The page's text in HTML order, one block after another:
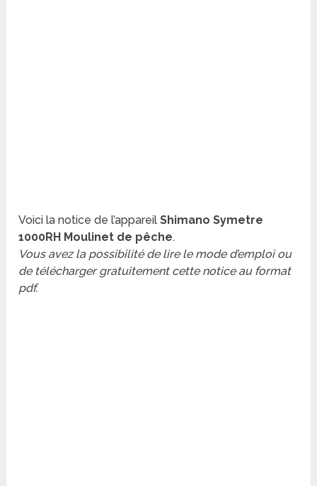
Voici la notice de l’appareilShimano Symetre
1000RH Moulinet de pêche.
Vous avez la possibilité de lire le mode d’emploi ou
de télécharger gratuitement cette notice au format
pdf.